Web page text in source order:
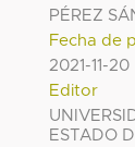
PÉREZ
Fecha de
2021-11-20
Editor
ESTADO